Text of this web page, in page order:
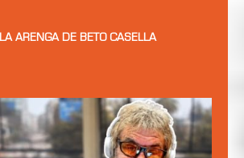
LA ARENGA DE BETO CASELLA